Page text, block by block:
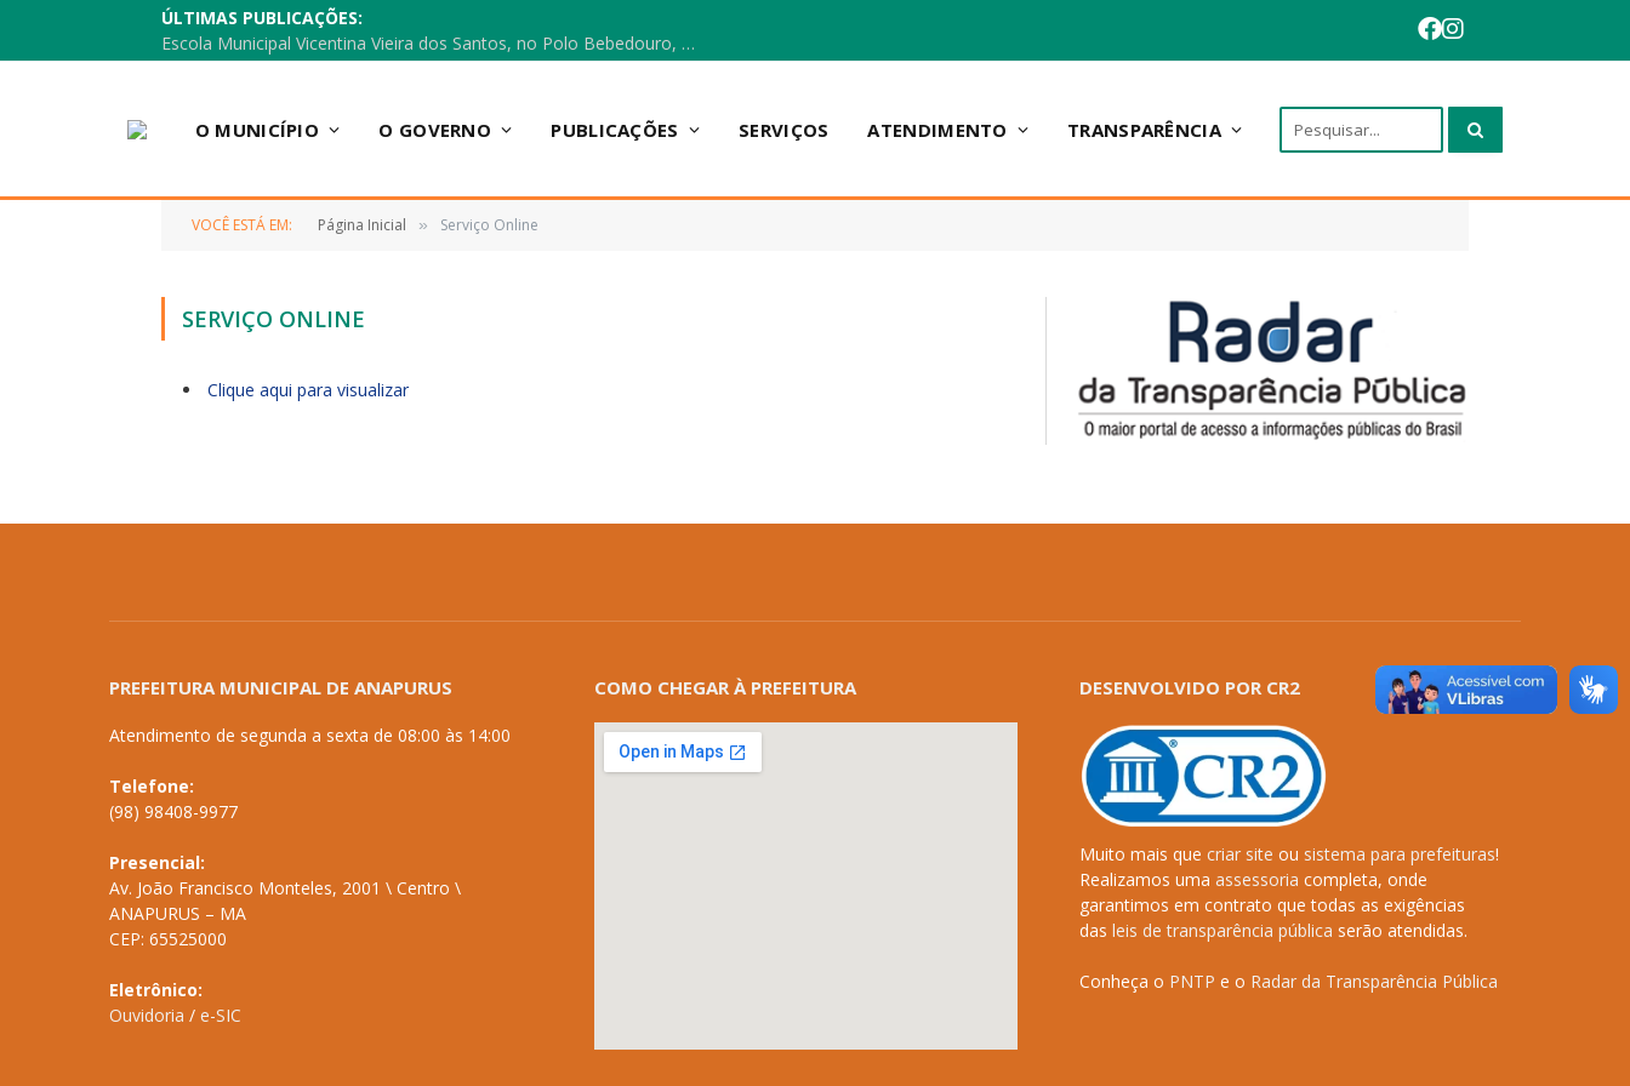
ÚLTIMAS PUBLICAÇÕES:
Escola Municipal Vicentina Vieira dos Santos, no Polo Bebedouro, recebeu materiais para a implantação do Cantinho da Leitura e da Sala Multidisciplinar.
O MUNICÍPIO O GOVERNO PUBLICAÇÕES SERVIÇOS ATENDIMENTO TRANSPARÊNCIA
VOCÊ ESTÁ EM: Página Inicial » Serviço Online
SERVIÇO ONLINE
Clique aqui para visualizar
PREFEITURA MUNICIPAL DE ANAPURUS
Atendimento de segunda a sexta de 08:00 às 14:00
Telefone:
(98) 98408-9977
Presencial:
Av. João Francisco Monteles, 2001 \ Centro \
ANAPURUS – MA
CEP: 65525000
Eletrônico:
Ouvidoria / e-SIC
COMO CHEGAR À PREFEITURA DESENVOLVIDO POR CR2
Muito mais que criar site ou sistema para prefeituras!
Realizamos uma assessoria completa, onde
garantimos em contrato que todas as exigências
das leis de transparência pública serão atendidas.
Conheça o PNTP e o Radar da Transparência Pública